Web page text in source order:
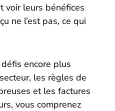
voir leurs bénéfices
ne l’est pas, ce qui
encore plus
les règles de
et les factures
vous comprenez